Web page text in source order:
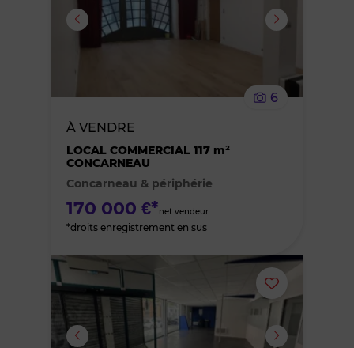
le
6
À VENDRE
LOCAL COMMERCIAL 117 m²
CONCARNEAU
Concarneau & périphérie
170 000 €*net vendeur
*droits enregistrement en sus
Ajouter
ou